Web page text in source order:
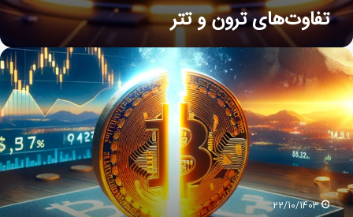
تفاوت‌های ترون و تتر
22/10/1403